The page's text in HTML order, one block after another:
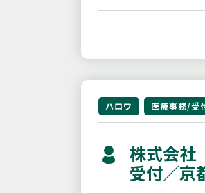
ハロワ 医療事務/受
株式会社
受付／京